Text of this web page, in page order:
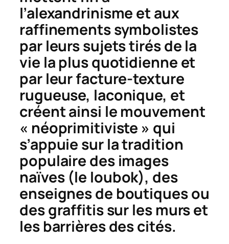
l’alexandrinisme et aux
raffinements symbolistes
par leurs sujets tirés de la
vie la plus quotidienne et
par leur facture-texture
rugueuse, laconique, et
créent ainsi le mouvement
« néoprimitiviste » qui
s’appuie sur la tradition
populaire des images
naïves (le loubok), des
enseignes de boutiques ou
des graffitis sur les murs et
les barrières des cités.